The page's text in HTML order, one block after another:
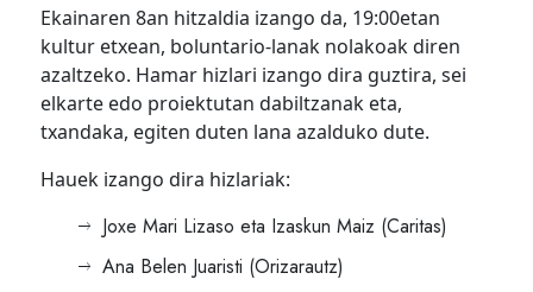
Ekainaren 8an hitzaldia izango da, 19:00etan
kultur etxean, boluntario-lanak nolakoak diren
azaltzeko. Hamar hizlari izango dira guztira, sei
elkarte edo proiektutan dabiltzanak eta,
txandaka, egiten duten lana azalduko dute.
Hauek izango dira hizlariak:
Joxe Mari Lizaso eta Izaskun Maiz (Caritas)
Ana Belen Juaristi (Orizarautz)